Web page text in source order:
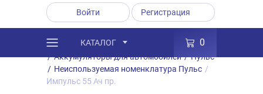
Войти Регистрация
КАТАЛОГ 0
Каталог / Товары
Аккумуляторы
/ Аккумуляторы для автомобилей / Пульс
/ Неиспользуемая номенклатура Пульс /
Импульс 55 Ач пр.